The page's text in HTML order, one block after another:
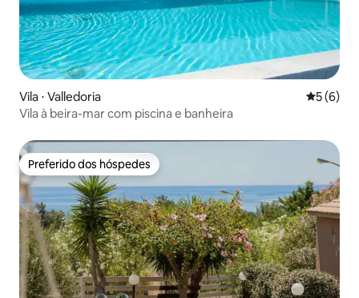
Vila ⋅ Valledoria 5 de
5 (6)
Vila à beira-mar com piscina e banheira
Preferido dos hóspedes
Preferido dos hóspedes